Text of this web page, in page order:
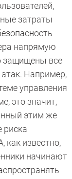
затраты
напрямую
защищены все
Например,
управления
это значит,
этим же
риска
как известно,
начинают